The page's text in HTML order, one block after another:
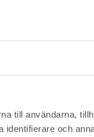
till användarna,
och